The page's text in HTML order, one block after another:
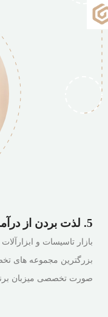
5. لذت بردن از درآمد آنلاین
بازار تاسیسات و
بزرگترین مجموعه های
صورت تخصصی میزبان